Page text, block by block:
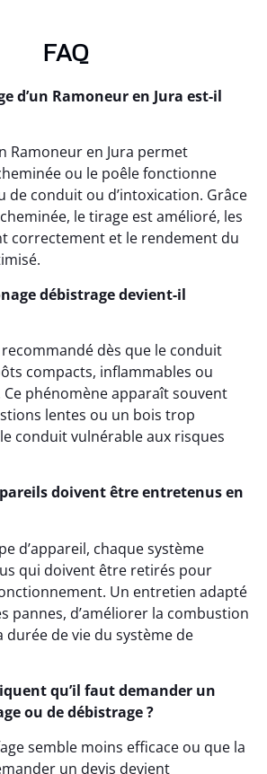
FAQ
d’un Ramoneur en Jura est-il
Ramoneur en Jura permet
ou le poêle fonctionne
de conduit ou d’intoxication. Grâce
le tirage est amélioré, les
correctement et le rendement du
débistrage devient-il
dès que le conduit
compacts, inflammables ou
phénomène apparaît souvent
lentes ou un bois trop
conduit vulnérable aux risques
doivent être entretenus en
d’appareil, chaque système
qui doivent être retirés pour
Un entretien adapté
pannes, d’améliorer la combustion
de vie du système de
qu’il faut demander un
ou de débistrage ?
semble moins efficace ou que la
un devis devient